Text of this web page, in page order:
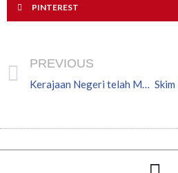
PINTEREST
Prev
PREVIOUS
Kerajaan Negeri telah Menyenarai Hitam 28 Pemaju